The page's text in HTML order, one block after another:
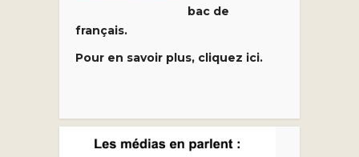
bac de
français.
Pour en savoir plus, cliquez ici.